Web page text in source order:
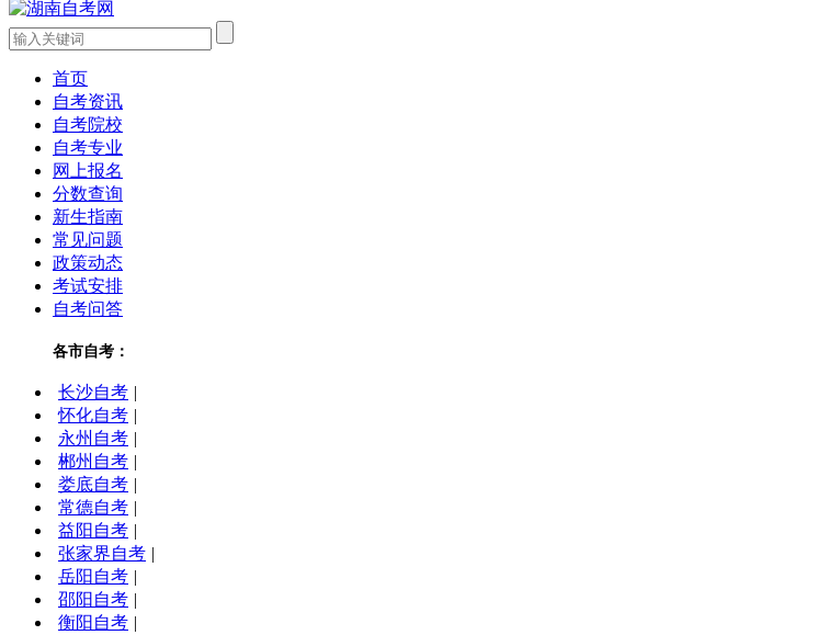
首页
自考资讯
自考院校
自考专业
网上报名
分数查询
新生指南
常见问题
政策动态
考试安排
自考问答
各市自考：
长沙自考 |
怀化自考 |
永州自考 |
郴州自考 |
娄底自考 |
常德自考 |
益阳自考 |
张家界自考 |
岳阳自考 |
邵阳自考 |
衡阳自考 |